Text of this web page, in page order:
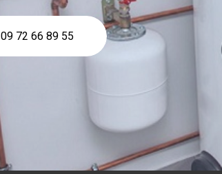
09 72 66 89 55